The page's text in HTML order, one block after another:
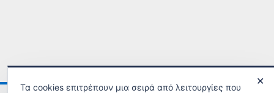
✕
Τα cookies επιτρέπουν μια σειρά από λειτουργίες που